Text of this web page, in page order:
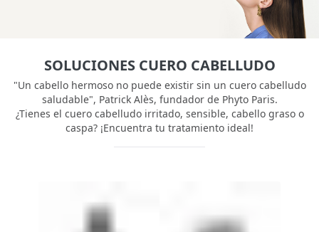
SOLUCIONES CUERO CABELLUDO
"Un cabello hermoso no puede existir sin un cuero cabelludo
saludable", Patrick Alès, fundador de Phyto Paris.
¿Tienes el cuero cabelludo irritado, sensible, cabello graso o
caspa? ¡Encuentra tu tratamiento ideal!